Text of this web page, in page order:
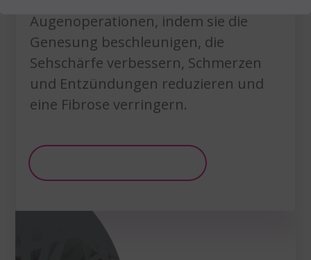
Augenoperationen, indem sie die
Genesung beschleunigen, die
Sehschärfe verbessern, Schmerzen
und Entzündungen reduzieren und
eine Fibrose verringern.